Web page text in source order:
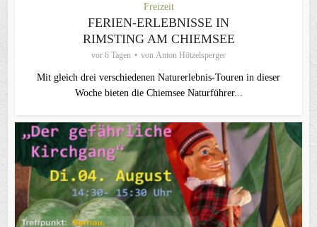
Freizeit
FERIEN-ERLEBNISSE IN
RIMSTING AM CHIEMSEE
vor 6 Tagen von Anton Hötzelsperger
Mit gleich drei verschiedenen Naturerlebnis-Touren in dieser
Woche bieten die Chiemsee Naturführer...